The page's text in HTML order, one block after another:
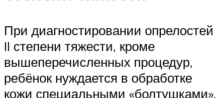
При диагностировании опрелостей
II степени тяжести, кроме
вышеперечисленных процедур,
ребёнок нуждается в обработке
кожи специальными «болтушками»,